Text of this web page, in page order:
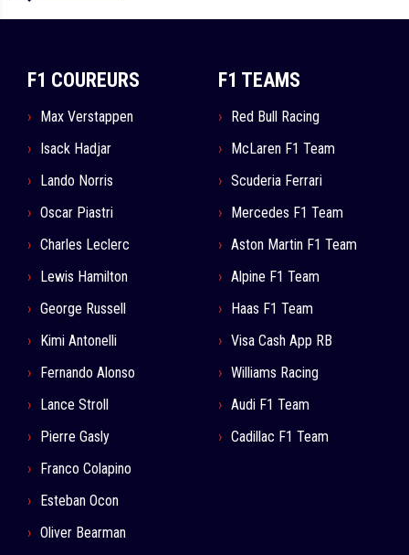
F1 COUREURS
Max Verstappen
Isack Hadjar
Lando Norris
Oscar Piastri
Charles Leclerc
Lewis Hamilton
George Russell
Kimi Antonelli
Fernando Alonso
Lance Stroll
Pierre Gasly
Franco Colapino
Esteban Ocon
Oliver Bearman
F1 TEAMS
Red Bull Racing
McLaren F1 Team
Scuderia Ferrari
Mercedes F1 Team
Aston Martin F1 Team
Alpine F1 Team
Haas F1 Team
Visa Cash App RB
Williams Racing
Audi F1 Team
Cadillac F1 Team